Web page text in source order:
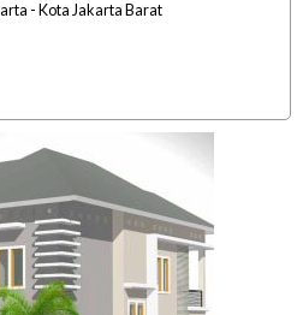
- Kota Jakarta Barat